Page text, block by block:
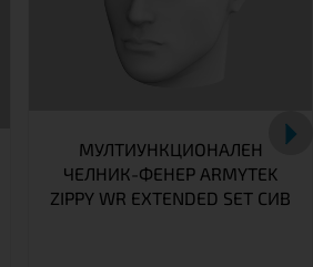
МУЛТИУНКЦИОНАЛЕН
ЧЕЛНИК-ФЕНЕР ARMYTEK
ZIPPY WR EXTENDED SET СИВ